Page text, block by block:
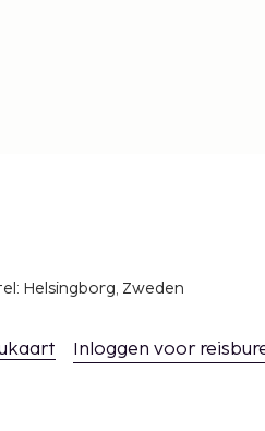
Helsingborg, Zweden
Inloggen voor